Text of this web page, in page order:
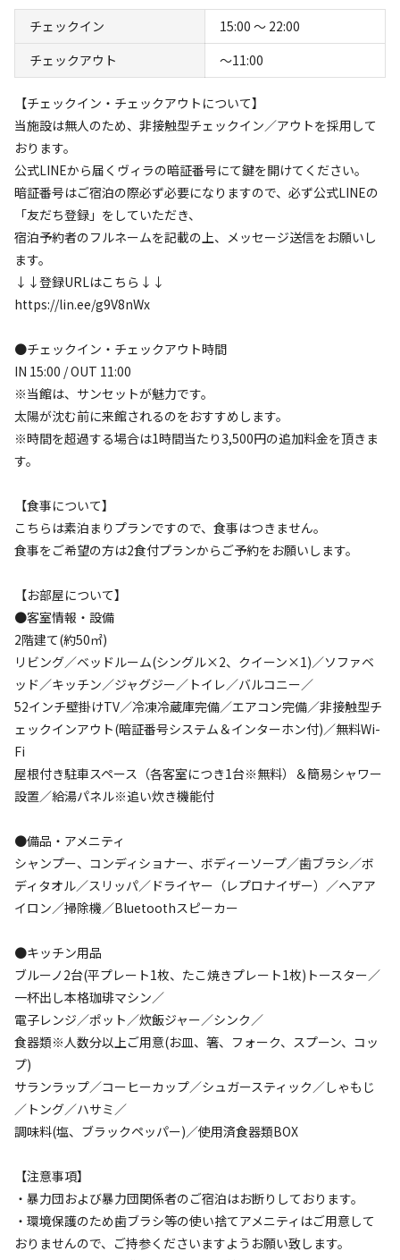
チェックイン
15:00 〜 22:00
チェックアウト
〜11:00
【チェックイン・チェックアウトについて】
当施設は無人のため、非接触型チェックイン／アウトを採用して
おります。
公式LINEから届くヴィラの暗証番号にて鍵を開けてください。
暗証番号はご宿泊の際必ず必要になりますので、必ず公式LINEの
「友だち登録」をしていただき、
宿泊予約者のフルネームを記載の上、メッセージ送信をお願いし
ます。
↓↓登録URLはこちら↓↓
https://lin.ee/g9V8nWx
●チェックイン・チェックアウト時間
IN 15:00 / OUT 11:00
※当館は、サンセットが魅力です。
太陽が沈む前に来館されるのをおすすめします。
※時間を超過する場合は1時間当たり3,500円の追加料金を頂きま
す。
【食事について】
こちらは素泊まりプランですので、食事はつきません。
食事をご希望の方は2食付プランからご予約をお願いします。
【お部屋について】
●客室情報・設備
2階建て(約50㎡)
リビング／ベッドルーム(シングル×2、クイーン×1)／ソファベ
ッド／キッチン／ジャグジー／トイレ／バルコニー／
52インチ壁掛けTV／冷凍冷蔵庫完備／エアコン完備／非接触型チ
ェックインアウト(暗証番号システム＆インターホン付)／無料Wi-
Fi
屋根付き駐車スペース（各客室につき1台※無料）＆簡易シャワー
設置／給湯パネル※追い炊き機能付
●備品・アメニティ
シャンプー、コンディショナー、ボディーソープ／歯ブラシ／ボ
ディタオル／スリッパ／ドライヤー（レプロナイザー）／ヘアア
イロン／掃除機／Bluetoothスピーカー
●キッチン用品
ブルーノ2台(平プレート1枚、たこ焼きプレート1枚)トースター／
一杯出し本格珈琲マシン／
電子レンジ／ポット／炊飯ジャー／シンク／
食器類※人数分以上ご用意(お皿、箸、フォーク、スプーン、コッ
プ)
サランラップ／コーヒーカップ／シュガースティック／しゃもじ
／トング／ハサミ／
調味料(塩、ブラックペッパー)／使用済食器類BOX
【注意事項】
・暴⼒団および暴⼒団関係者のご宿泊はお断りしております。
・環境保護のため⻭ブラシ等の使い捨てアメニティはご⽤意して
おりませんので、ご持参くださいますようお願い致します。
キャンプ場からのお知らせ
当施設は無人のため、非接触型チェックイン／アウトを採用
しております。
公式LINEから届くヴィラの暗証番号にて鍵を開けてくださ
い。
暗証番号はご宿泊の際必ず必要になりますので、必ず公式
LINEの「友だち登録」をしていただき、
宿泊予約者のフルネームを記載の上、メッセージ送信をお願
いします。
↓↓登録URLはこちら↓↓
https://lin.ee/g9V8nWx
空き状況検索
宿泊
チェックイン チェックアウト
検索対象
検索
宿泊施設（3 件）
Capri〜カプリ〜【素泊まり】
AC電
源
車両乗り
入れ
たき
火 花火 喫煙
ペット同
伴
リードフ
リー
定員 : 4名 面積 50m² 寝室 : 1室 寝具 3組 浴室: 1室
料金目安：67,760
※利用日、人数によって変動する場合があります。